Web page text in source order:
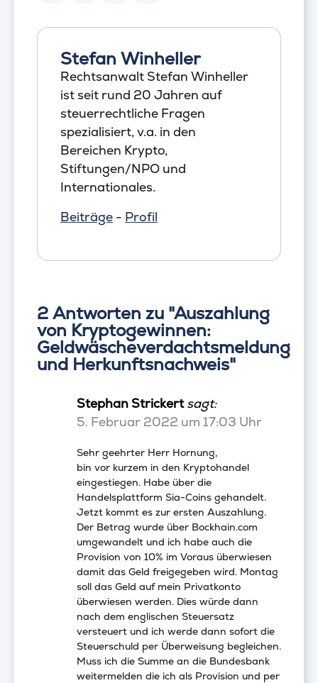
Stefan Winheller
Rechtsanwalt Stefan Winheller
ist seit rund 20 Jahren auf
steuerrechtliche Fragen
spezialisiert, v.a. in den
Bereichen Krypto,
Stiftungen/NPO und
Internationales.
Beiträge - Profil
2 Antworten zu "Auszahlung
von Kryptogewinnen:
Geldwäscheverdachtsmeldung
und Herkunftsnachweis"
Stephan Strickert sagt:
5. Februar 2022 um 17:03 Uhr
Sehr geehrter Herr Hornung,
bin vor kurzem in den Kryptohandel
eingestiegen. Habe über die
Handelsplattform Sia-Coins gehandelt.
Jetzt kommt es zur ersten Auszahlung.
Der Betrag wurde über Bockhain.com
umgewandelt und ich habe auch die
Provision von 10% im Voraus überwiesen
damit das Geld freigegeben wird. Montag
soll das Geld auf mein Privatkonto
überwiesen werden. Dies würde dann
nach dem englischen Steuersatz
versteuert und ich werde dann sofort die
Steuerschuld per Überweisung begleichen.
Muss ich die Summe an die Bundesbank
weitermelden die ich als Provision und per